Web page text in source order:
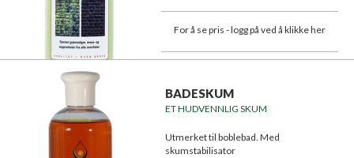
For å se pris - logg på ved å klikke her
BADESKUM
ET HUDVENNLIG SKUM
Utmerket til boblebad. Med
skumstabilisator